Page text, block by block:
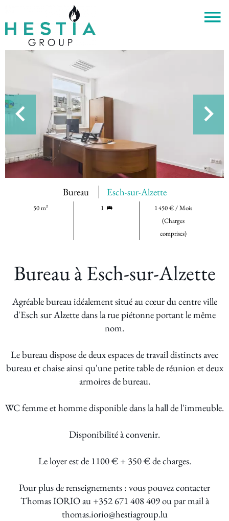
Bureau Esch-sur-Alzette
50 m² 1
1 450 € / Mois
(Charges
comprises)
Bureau à Esch-sur-Alzette
Agréable bureau idéalement situé au cœur du centre ville
d'Esch sur Alzette dans la rue piétonne portant le même
nom.
Le bureau dispose de deux espaces de travail distincts avec
bureau et chaise ainsi qu'une petite table de réunion et deux
armoires de bureau.
WC femme et homme disponible dans la hall de l'immeuble.
Disponibilité à convenir.
Le loyer est de 1100 € + 350 € de charges.
Pour plus de renseignements : vous pouvez contacter
Thomas IORIO au +352 671 408 409 ou par mail à
thomas.iorio@hestiagroup.lu